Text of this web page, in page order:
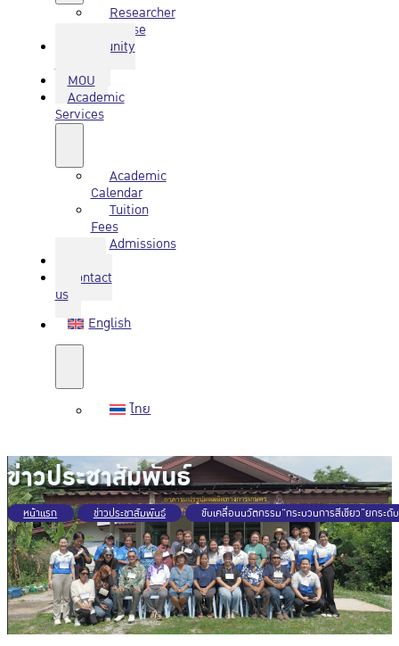
Researcher
Database
Community
Service
MOU
Academic
Services
Academic
Calendar
Tuition
Fees
Admissions
Contact
us
English
ไทย
ข่าวประชาสัมพันธ์
หน้าแรก / ข่าวประชาสัมพันธ์ / ขับเคลื่อนนวัตกรรม“กระบวนการสีเขียว”ยกร